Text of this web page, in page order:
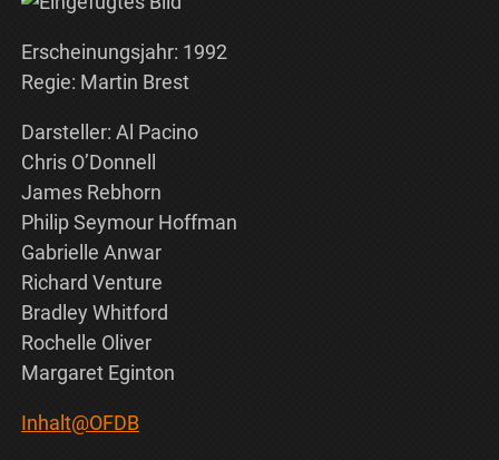
Erscheinungsjahr: 1992
Regie: Martin Brest
Darsteller: Al Pacino
Chris O’Donnell
James Rebhorn
Philip Seymour Hoffman
Gabrielle Anwar
Richard Venture
Bradley Whitford
Rochelle Oliver
Margaret Eginton
Inhalt@OFDB